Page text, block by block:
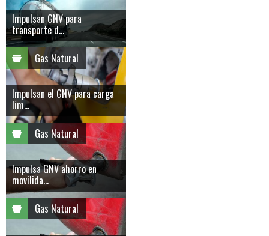
Impulsan GNV para
transporte d...
Gas Natural
Impulsan el GNV para carga
lim...
Gas Natural
Impulsa GNV ahorro en
movilida...
Gas Natural